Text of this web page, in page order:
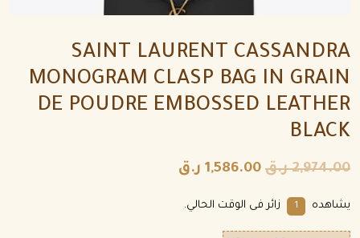
SAINT LAURENT CASSANDRA
MONOGRAM CLASP BAG IN GRAIN
DE POUDRE EMBOSSED LEATHER
BLACK
2,974.00 ر.ق 1,586.00 ر.ق
يشاهده 2 زائر فى الوقت الحالي.